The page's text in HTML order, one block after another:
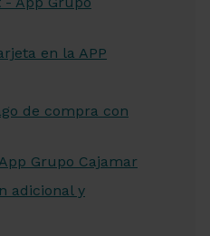
en la APP
de compra con
Grupo Cajamar
adicional y